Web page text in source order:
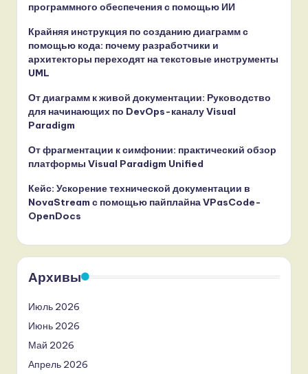
программного обеспечения с помощью ИИ
Крайняя инструкция по созданию диаграмм с
помощью кода: почему разработчики и
архитекторы переходят на текстовые инструменты
UML
От диаграмм к живой документации: Руководство
для начинающих по DevOps-каналу Visual
Paradigm
От фрагментации к симфонии: практический обзор
платформы Visual Paradigm Unified
Кейс: Ускорение технической документации в
NovaStream с помощью пайплайна VPasCode-
OpenDocs
Архивы
Июль 2026
Июнь 2026
Май 2026
Апрель 2026